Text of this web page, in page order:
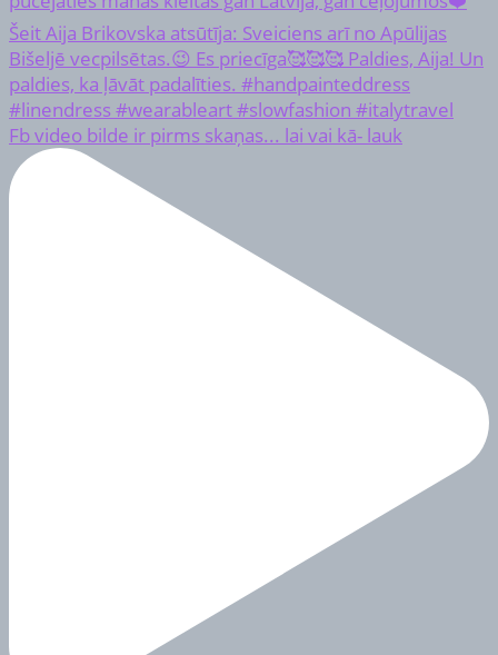
Fb video bilde ir pirms skaņas... lai vai kā- lauk